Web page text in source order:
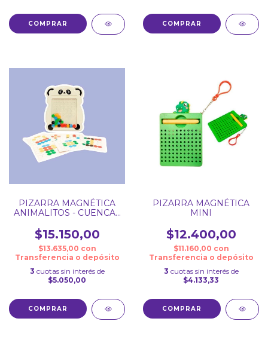
COMPRAR
PIZARRA MAGNÉTICA
ANIMALITOS - CUENCAS
$15.150,00
$13.635,00 con
Transferencia o depósito
3 cuotas sin interés de
$5.050,00
COMPRAR
PIZARRA MAGNÉTICA
MINI
$12.400,00
$11.160,00 con
Transferencia o depósito
3 cuotas sin interés de
$4.133,33
COMPRAR